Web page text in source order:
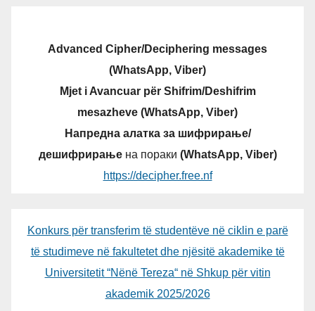
Advanced Cipher/Deciphering messages
(WhatsApp, Viber)
Mjet i Avancuar për Shifrim/Deshifrim
mesazheve (WhatsApp, Viber)
Напредна алатка за шифрирање/
дешифрирањена пораки (WhatsApp, Viber)
https://decipher.free.nf
Konkurs për transferim të studentëve në ciklin e parë
të studimeve në fakultetet dhe njësitë akademike të
Universitetit “Nënë Tereza“ në Shkup për vitin
akademik 2025/2026